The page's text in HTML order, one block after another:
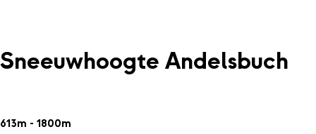
Sneeuwhoogte Andelsbuch
613m - 1800m